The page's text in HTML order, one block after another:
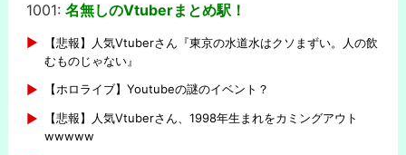
1001: 名無しのVtuberまとめ駅！
【悲報】人気Vtuberさん『東京の水道水はクソまずい。人の飲
むものじゃない』
【ホロライブ】Youtubeの謎のイベント？
【悲報】人気Vtuberさん、1998年生まれをカミングアウト
wwwww